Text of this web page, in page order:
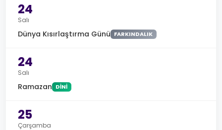
24
Salı
Dünya Kısırlaştırma Günü FARKINDALIK
24
Salı
Ramazan DINI
25
Çarşamba